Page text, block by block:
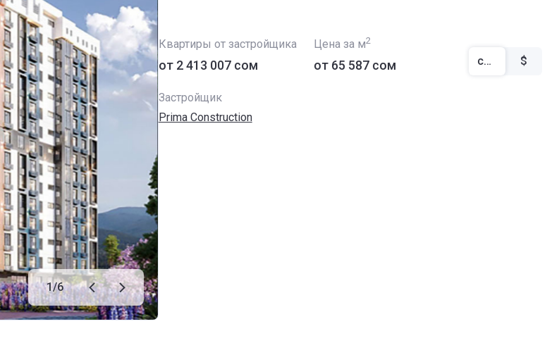
1/6
Квартиры от застройщика
от ‍2 413 007 сом
Цена за м2
от ‍65 587 сом сом $
Застройщик
Prima Construction